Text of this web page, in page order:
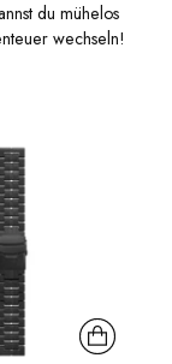
du mühelos
wechseln!